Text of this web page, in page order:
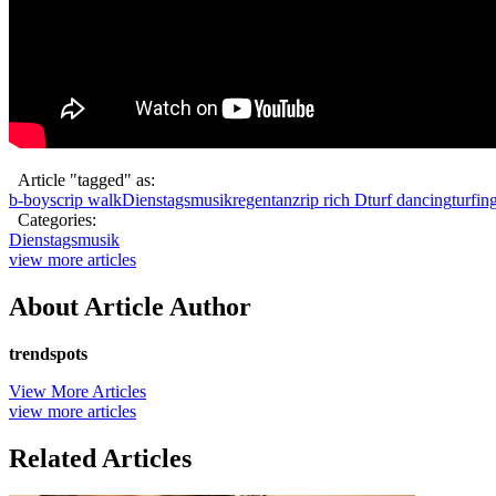
Article "tagged" as:
b-boyscrip walkDienstagsmusikregentanzrip rich Dturf dancing
Categories:
Dienstagsmusik
view more articles
About Article Author
trendspots
View More Articles
view more articles
Related Articles